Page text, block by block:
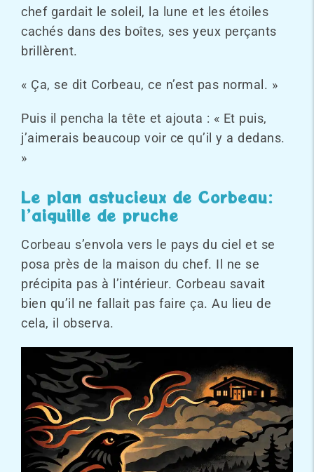
chef gardait le soleil, la lune et les étoiles
cachés dans des boîtes, ses yeux perçants
brillèrent.
« Ça, se dit Corbeau, ce n’est pas normal. »
Puis il pencha la tête et ajouta : « Et puis,
j’aimerais beaucoup voir ce qu’il y a dedans.
»
Le plan astucieux de Corbeau:
l’aiguille de pruche
Corbeau s’envola vers le pays du ciel et se
posa près de la maison du chef. Il ne se
précipita pas à l’intérieur. Corbeau savait
bien qu’il ne fallait pas faire ça. Au lieu de
cela, il observa.